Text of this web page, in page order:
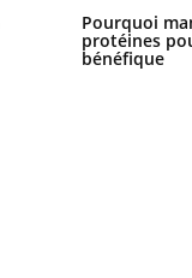
Pourquoi
protéines
bénéfique